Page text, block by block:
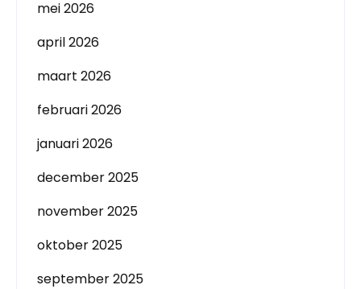
mei 2026
april 2026
maart 2026
februari 2026
januari 2026
december 2025
november 2025
oktober 2025
september 2025